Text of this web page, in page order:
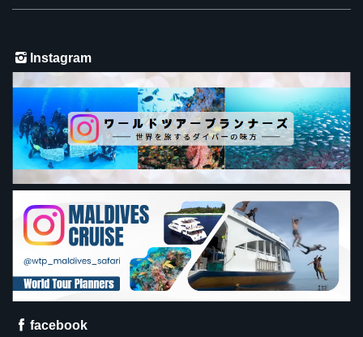
Instagram
facebook